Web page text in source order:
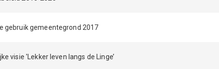
gebruik gemeentegrond 2017
visie 'Lekker leven langs de Linge’